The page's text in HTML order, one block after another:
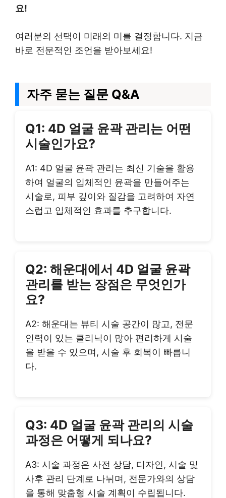
요!
여러분의 선택이 미래의 미를 결정합니다. 지금
바로 전문적인 조언을 받아보세요!
자주 묻는 질문 Q&A
Q1: 4D 얼굴 윤곽 관리는 어떤
시술인가요?
A1: 4D 얼굴 윤곽 관리는 최신 기술을 활용
하여 얼굴의 입체적인 윤곽을 만들어주는
시술로, 피부 깊이와 질감을 고려하여 자연
스럽고 입체적인 효과를 추구합니다.
Q2: 해운대에서 4D 얼굴 윤곽
관리를 받는 장점은 무엇인가
요?
A2: 해운대는 뷰티 시술 공간이 많고, 전문
인력이 있는 클리닉이 많아 편리하게 시술
을 받을 수 있으며, 시술 후 회복이 빠릅니
다.
Q3: 4D 얼굴 윤곽 관리의 시술
과정은 어떻게 되나요?
A3: 시술 과정은 사전 상담, 디자인, 시술 및
사후 관리 단계로 나뉘며, 전문가와의 상담
을 통해 맞춤형 시술 계획이 수립됩니다.